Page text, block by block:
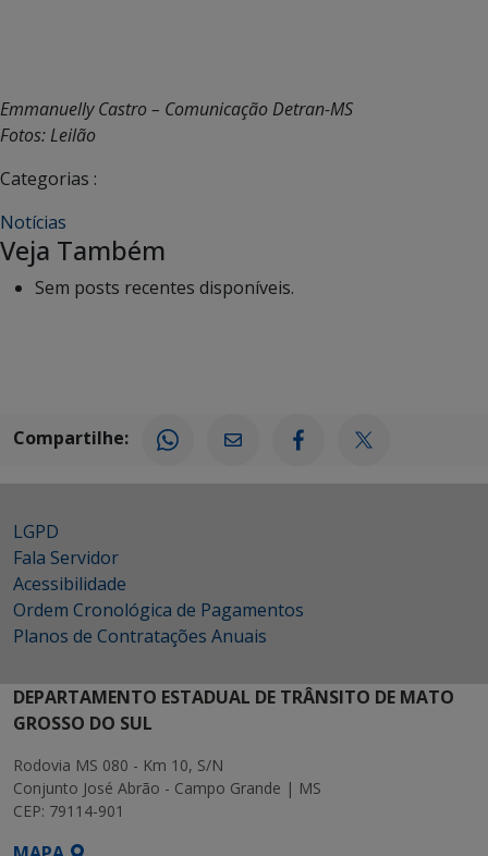
Emmanuelly Castro – Comunicação Detran-MS
Fotos: Leilão
Categorias :
Notícias
Veja Também
Sem posts recentes disponíveis.
Compartilhe:
LGPD
Fala Servidor
Acessibilidade
Ordem Cronológica de Pagamentos
Planos de Contratações Anuais
DEPARTAMENTO ESTADUAL DE TRÂNSITO DE MATO
GROSSO DO SUL
Rodovia MS 080 - Km 10, S/N
Conjunto José Abrão - Campo Grande | MS
CEP: 79114-901